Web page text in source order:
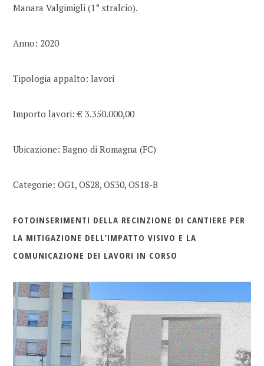
Manara Valgimigli (1° stralcio).
Anno: 2020
Tipologia appalto: lavori
Importo lavori: € 3.350.000,00
Ubicazione: Bagno di Romagna (FC)
Categorie: OG1, OS28, OS30, OS18-B
FOTOINSERIMENTI DELLA RECINZIONE DI CANTIERE PER
LA MITIGAZIONE DELL’IMPATTO VISIVO E LA
COMUNICAZIONE DEI LAVORI IN CORSO